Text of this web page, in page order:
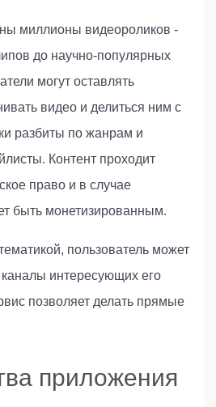
миллионы видеороликов -
до научно-популярных
могут оставлять
видео и делиться ним с
разбиты по жанрам и
Контент проходит
право и в случае
быть монетизированным.
пользователь может
интересующих его
позволяет делать прямые
приложения